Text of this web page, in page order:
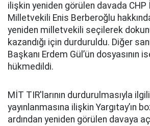
ilişkin yeniden görülen davada CHP
Milletvekili Enis Berberoğlu
yeniden milletvekili seçilerek
kazandığı için durduruldu. Diğer
Başkanı Erdem Gül’ün dosyasının
hükmedildi.
MİT TIR'larının durdurulmasıyla
yayınlanmasına ilişkin Yargıtay’ın
ardından yeniden görülen davaya